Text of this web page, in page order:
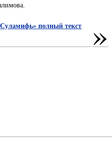
полный текст
»